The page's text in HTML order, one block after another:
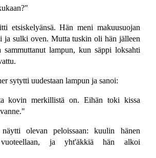
etsiskelyänsä. Hän meni makuusuojan
ja sulki oven. Mutta tuskin oli hän jälleen
lampun, kun säppi loksahti
sytytti uudestaan lampun ja sanoi:
kovin merkillistä on. Eihän toki kissa
olevan peloissaan: kuulin hänen
vuoteellaan, ja yht'äkkiä hän alkoi